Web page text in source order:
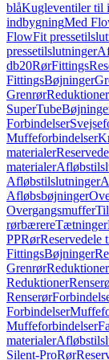
blåKugleventiler til
indbygningMed
FlowFit
pressetilslutninger
db20RørFittings
FittingsBøjninger
GrenrørReduktioner
SuperTube
Forbindelser
Muffeforbindelser
materialer
materialer
Afløbstilslutninger
Afløbsbøjninger
Overgangsmuffer
rørbærereTætninger
PPRørReservedele
FittingsBøjninger
GrenrørReduktioner
Reduktioner
Renserør
Forbindelser
Muffeforbindelser
materialer
Silent-ProRør